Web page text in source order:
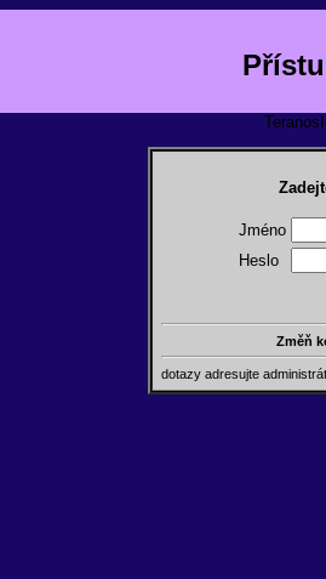
Jméno
Heslo
Změň
dotazy adresujte